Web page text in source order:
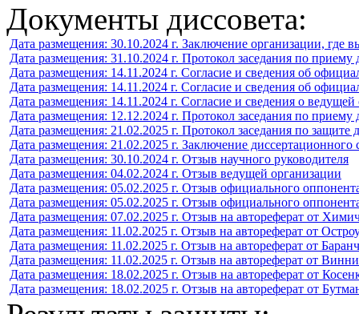
Документы диссовета:
Дата размещения: 30.10.2024 г. Заключение организации, где
Дата размещения: 31.10.2024 г. Протокол заседания по
Дата размещения: 14.11.2024 г. Согласие и сведения об
Дата размещения: 14.11.2024 г. Согласие и сведения об
Дата размещения: 14.11.2024 г. Согласие и сведения о
Дата размещения: 12.12.2024 г. Протокол заседания по приему
Дата размещения: 21.02.2025 г. Протокол заседания по защите
Дата размещения: 21.02.2025 г. Заключение диссертационного
Дата размещения: 30.10.2024 г. Отзыв научного руководителя
Дата размещения: 04.02.2024 г. Отзыв ведущей организации
Дата размещения: 05.02.2025 г. Отзыв официального
Дата размещения: 05.02.2025 г. Отзыв официального
Дата размещения: 07.02.2025 г. Отзыв на автореферат от
Дата размещения: 11.02.2025 г. Отзыв на автореферат от
Дата размещения: 11.02.2025 г. Отзыв на автореферат от
Дата размещения: 11.02.2025 г. Отзыв на автореферат от
Дата размещения: 18.02.2025 г. Отзыв на автореферат от
Дата размещения: 18.02.2025 г. Отзыв на автореферат от